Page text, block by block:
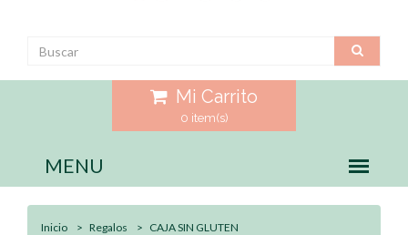
Mi Carrito
0 item(s)
Inicio Regalos CAJA SIN GLUTEN